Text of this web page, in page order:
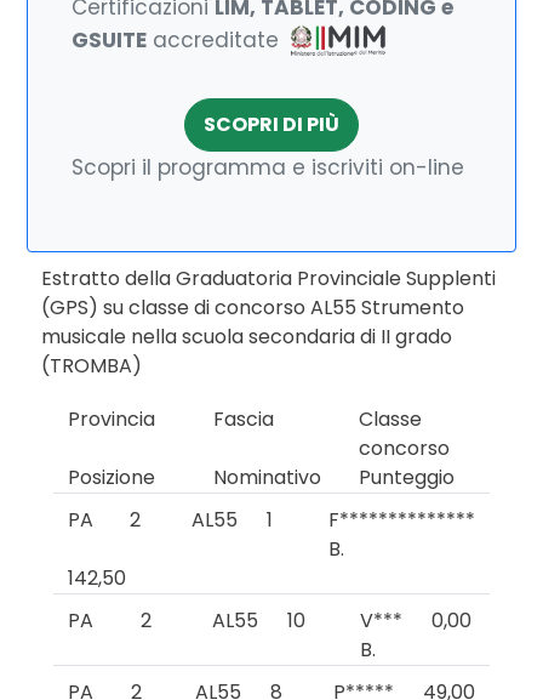
Certificazioni LIM, TABLET, CODING e
GSUITE accreditate
SCOPRI DI PIÙ
Scopri il programma e iscriviti on-line
Estratto della Graduatoria Provinciale Supplenti
(GPS) su classe di concorso AL55 Strumento
musicale nella scuola secondaria di II grado
(TROMBA)
Provincia
Fascia
Classe
concorso
Posizione
Nominativo
Punteggio
PA
2 AL55 1
F**************
B.
142,50
PA
2 AL55 10
V***
B.
0,00
PA 2 AL55 8
P*****
49,00